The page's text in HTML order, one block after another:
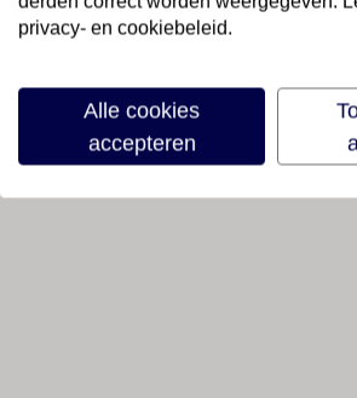
privacy- en cookiebeleid.
Alle cookies
accepteren